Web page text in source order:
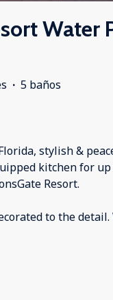
Water
· 5 baños
stylish &
kitchen for up
Resort.
to the